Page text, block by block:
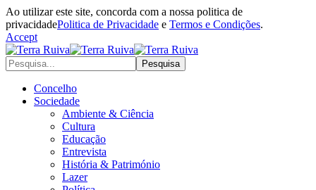
Ao utilizar este site, concorda com a nossa politica de
privacidadePolitica de Privacidade e Termos e Condições.
Accept
Concelho
Sociedade
Ambiente & Ciência
Cultura
Educação
Entrevista
História & Património
Lazer